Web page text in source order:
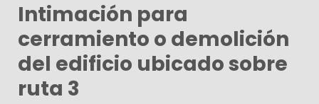
Intimación para
cerramiento o demolición
del edificio ubicado sobre
ruta 3